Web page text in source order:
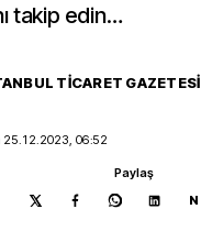
takip edin…
TICARET GAZETESI
25.12.2023, 06:52
Paylaş
N